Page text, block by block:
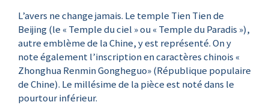
L’avers ne change jamais. Le temple Tien Tien de
Beijing (le « Temple du ciel » ou « Temple du Paradis »),
autre emblème de la Chine, y est représenté. On y
note également l’inscription en caractères chinois «
Zhonghua Renmin Gongheguo» (République populaire
de Chine). Le millésime de la pièce est noté dans le
pourtour inférieur.